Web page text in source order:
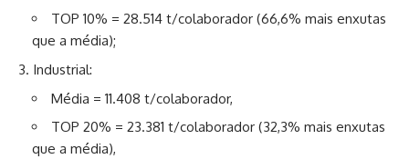
TOP 10% = 28.514 t/colaborador (66,6% mais enxutas
que a média);
Industrial:
Média = 11.408 t/colaborador,
TOP 20% = 23.381 t/colaborador (32,3% mais enxutas
que a média),